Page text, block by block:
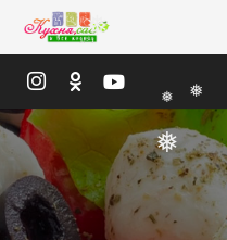
❅
❅
❅